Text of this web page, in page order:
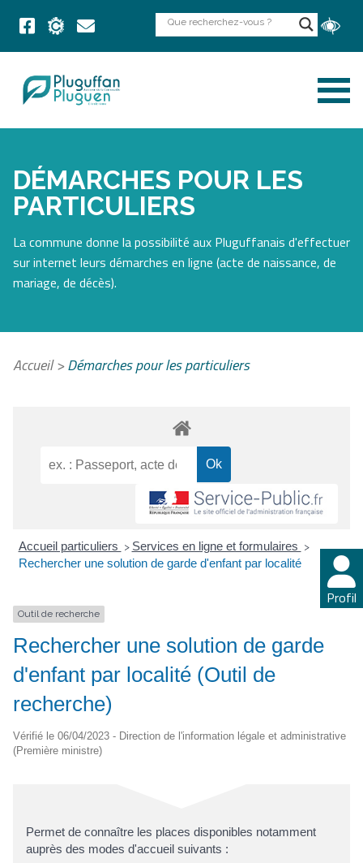
DÉMARCHES POUR LES
PARTICULIERS
La commune donne la possibilité aux Pluguffanais d'effectuer
sur internet leurs démarches en ligne (acte de naissance, de
mariage, de décès).
Profil
Accueil>Démarches pour les particuliers
Accueil particuliers > Services en ligne et formulaires >
Rechercher une solution de garde d'enfant par localité
Outil de recherche
Rechercher une solution de garde
d'enfant par localité (Outil de
recherche)
Vérifié le 06/04/2023 - Direction de l'information légale et administrative
(Première ministre)
Permet de connaître les places disponibles notamment
auprès des modes d'accueil suivants :